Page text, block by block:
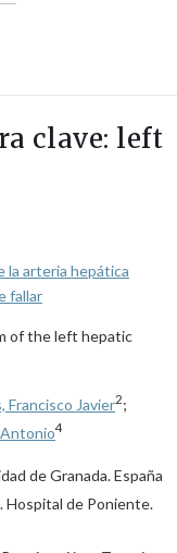
clave: left
la arteria hepática
fallar
of the left hepatic
Francisco Javier2;
Antonio4
de Granada. España
Hospital de Poniente.